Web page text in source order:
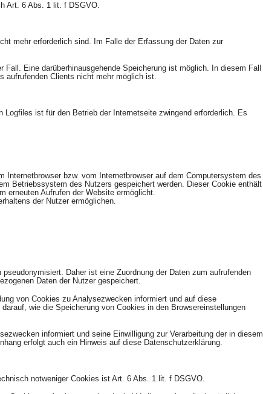
Art. 6 Abs. 1 lit. f DSGVO.
mehr erforderlich sind. Im Falle der Erfassung der Daten zur
Eine darüberhinausgehende Speicherung ist möglich. In diesem Fall
aufrufenden Clients nicht mehr möglich ist.
ist für den Betrieb der Internetseite zwingend erforderlich. Es
bzw. vom Internetbrowser auf dem Computersystem des
Betriebssystem des Nutzers gespeichert werden. Dieser Cookie enthält
erneuten Aufrufen der Website ermöglicht.
der Nutzer ermöglichen.
Daher ist eine Zuordnung der Daten zum aufrufenden
Daten der Nutzer gespeichert.
von Cookies zu Analysezwecken informiert und auf diese
wie die Speicherung von Cookies in den Browsereinstellungen
informiert und seine Einwilligung zur Verarbeitung der in diesem
erfolgt auch ein Hinweis auf diese Datenschutzerklärung.
notweniger Cookies ist Art. 6 Abs. 1 lit. f DSGVO.